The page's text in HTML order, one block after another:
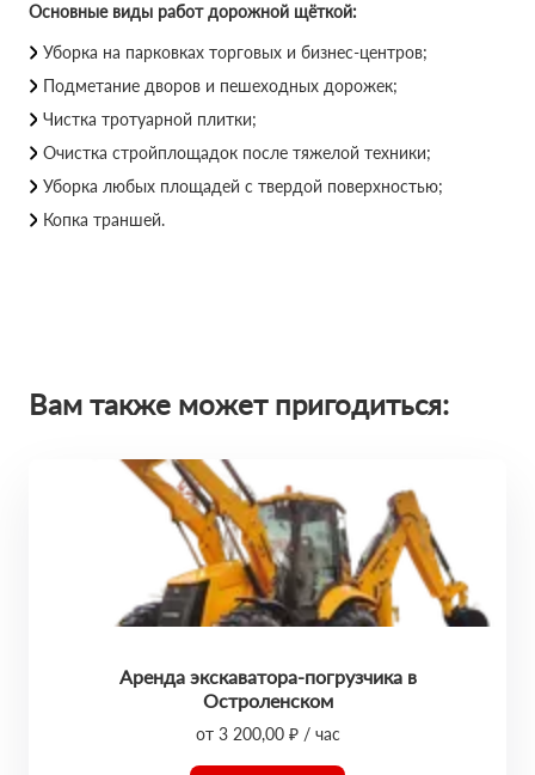
Основные виды работ дорожной щёткой:
Уборка на парковках торговых и бизнес-центров;
Подметание дворов и пешеходных дорожек;
Чистка тротуарной плитки;
Очистка стройплощадок после тяжелой техники;
Уборка любых площадей с твердой поверхностью;
Копка траншей.
Вам также может пригодиться:
Аренда экскаватора-погрузчика в
Остроленском
от 3 200,00 ₽ / час